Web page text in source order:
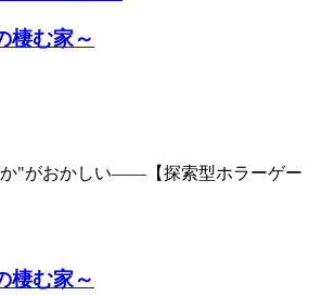
棲む家～
"がおかしい――【探索型ホラーゲー
棲む家～